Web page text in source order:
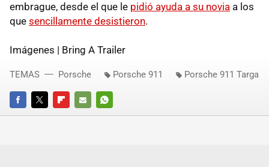
embrague, desde el que le pidió ayuda a su novia a los
que sencillamente desistieron.
Imágenes | Bring A Trailer
FACEBOOKTWITTERFLIPBOARD
E-
WHATSAPP
TEMAS Porsche Porsche 911 Porsche 911 Targa